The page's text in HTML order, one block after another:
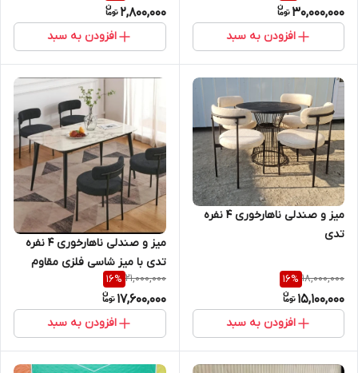
30,000,000
افزودن به سبد
2,800,000
افزودن به سبد
میز و صندلی ناهارخوری 4 نفره
تدی
18,000,000
16%
15,100,000
افزودن به سبد
میز و صندلی ناهارخوری ۴ نفره
تدی با میز شاسی فلزی مقاوم
برای رستوران و کافه و منازل
21,000,000
16%
17,600,000
افزودن به سبد